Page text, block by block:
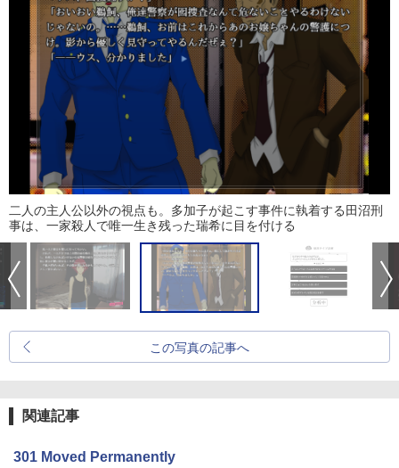
二人の主人公以外の視点も。多加子が起こす事件に執着する田沼刑
事は、一家殺人で唯一生き残った瑞希に目を付ける
この写真の記事へ
関連記事
301 Moved Permanently